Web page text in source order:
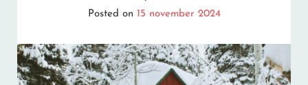
Posted on 15 november 2024